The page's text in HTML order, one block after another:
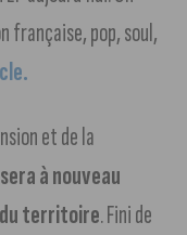
française, pop, soul,
et de la
à nouveau
du territoire. Fini de